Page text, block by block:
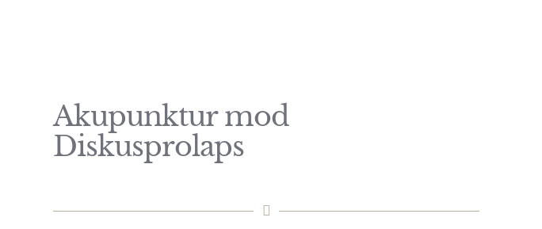
Akupunktur mod
Diskusprolaps